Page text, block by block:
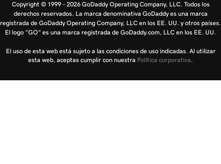
Copyright © 1999 - 2026 GoDaddy Operating Company, LLC. Todos los
derechos reservados. La marca denominativa GoDaddy es una marca
registrada de GoDaddy Operating Company, LLC en los EE. UU. y otros países.
El logo "GO" es una marca registrada de GoDaddy.com, LLC en los EE. UU.
El uso de esta web está sujeto a las condiciones de uso indicadas. Al utilizar
esta web, aceptas cumplir con nuestra Política corporativa.